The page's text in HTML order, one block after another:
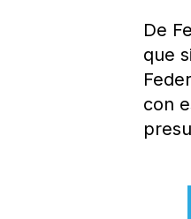
De
que
con